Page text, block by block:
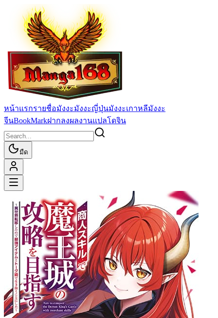
หน้าแรกรายชื่อมังงะมังงะญี่ปุ่นมังงะเกาหลีมังงะ
จีนBookMarkฝากลงผลงานแปลโดจิน
มืด